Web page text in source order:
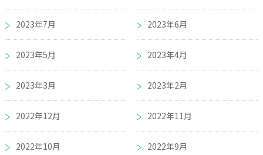
2023年7月 2023年6月
2023年5月 2023年4月
2023年3月 2023年2月
2022年12月 2022年11月
2022年10月 2022年9月